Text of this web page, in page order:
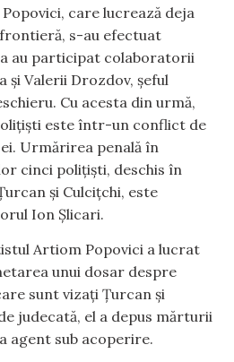
care lucrează deja
s-au efectuat
au participat colaboratorii
și Valerii Drozdov, șeful
Cu acesta din urmă,
este într-un conflict de
Urmărirea penală în
cinci polițiști, deschis în
și Culcițchi, este
Ion Șlicari.
Artiom Popovici a lucrat
unui dosar despre
sunt vizați Țurcan și
judecată, el a depus mărturii
agent sub acoperire.